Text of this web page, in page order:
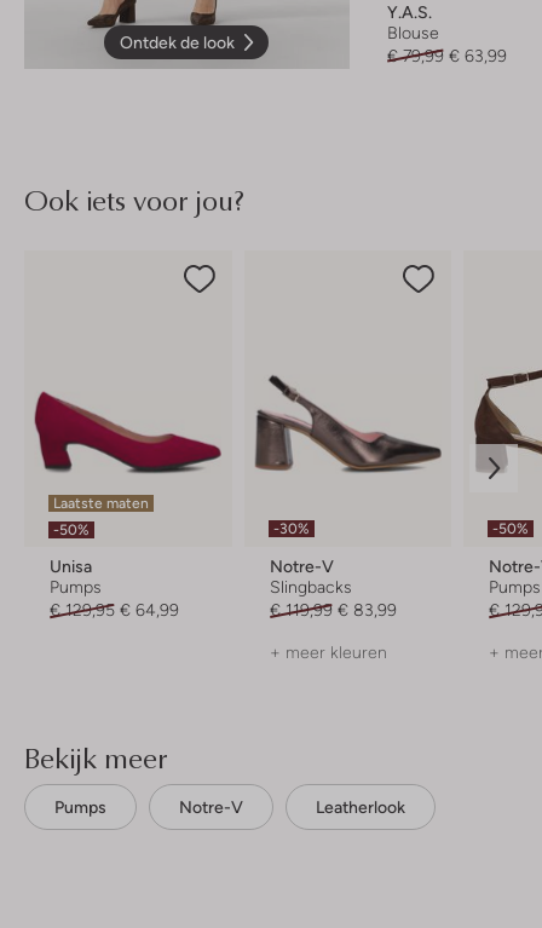
Ontdek de look
Y.a.s.
Blouse
€ 79,99 € 63,99
Ook iets voor jou?
Laatste maten
-50%
Unisa
Pumps
€ 129,95 € 64,99
-30%
Notre-V
Slingbacks
€ 119,99 € 83,99
+ meer kleuren
-50%
Pumps
€
+
Bekijk meer
Pumps Notre-V Leatherlook